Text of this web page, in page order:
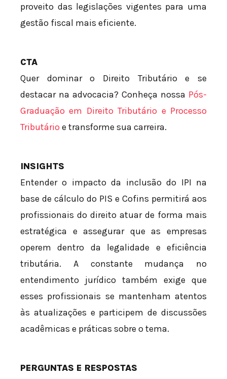
proveito das legislações vigentes para uma
gestão fiscal mais eficiente.
CTA
Quer dominar o Direito Tributário e se
destacar na advocacia? Conheça nossa Pós-
Graduação em Direito Tributário e Processo
Tributário e transforme sua carreira.
INSIGHTS
Entender o impacto da inclusão do IPI na
base de cálculo do PIS e Cofins permitirá aos
profissionais do direito atuar de forma mais
estratégica e assegurar que as empresas
operem dentro da legalidade e eficiência
tributária. A constante mudança no
entendimento jurídico também exige que
esses profissionais se mantenham atentos
às atualizações e participem de discussões
acadêmicas e práticas sobre o tema.
PERGUNTAS E RESPOSTAS